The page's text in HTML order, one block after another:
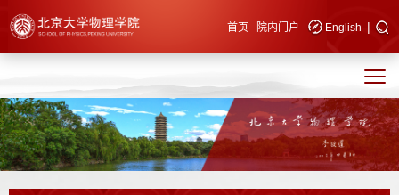
快速导航 首页 院内门户 English |